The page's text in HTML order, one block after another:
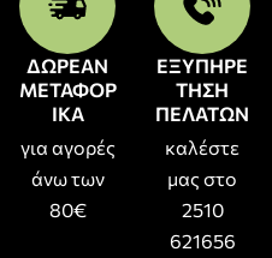
ΔΩΡΕΑΝ
ΜΕΤΑΦΟΡ
ΙΚΑ
για αγορές
άνω των
80€
ΕΞΥΠΗΡΕ
ΤΗΣΗ
ΠΕΛΑΤΩΝ
καλέστε
μας στο
2510
621656